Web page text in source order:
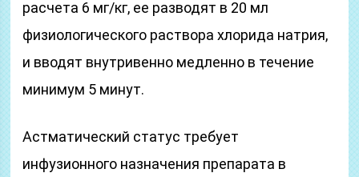
расчета 6 мг/кг, ее разводят в 20 мл
физиологического раствора хлорида натрия,
и вводят внутривенно медленно в течение
минимум 5 минут.
Астматический статус требует
инфузионного назначения препарата в